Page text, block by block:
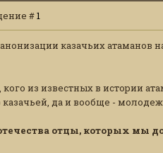
#1
казачьих атаманов
из известных в истории
да и вообще -
отцы, которых мы